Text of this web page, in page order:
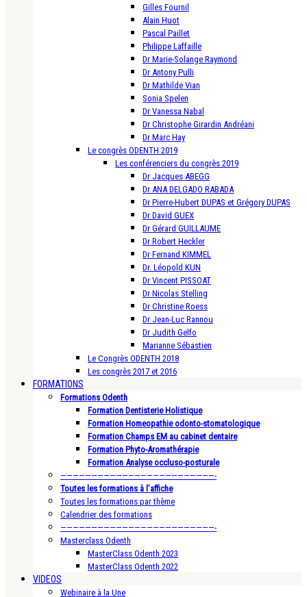
Gilles Fournil
Alain Huot
Pascal Paillet
Philippe Laffaille
Dr Marie-Solange Raymond
Dr Antony Pulli
Dr Mathilde Vian
Sonia Spelen
Dr Vanessa Nabal
Dr Christophe Girardin Andréani
Dr Marc Hay
Le congrès ODENTH 2019
Les conférenciers du congrès 2019
Dr Jacques ABEGG
Dr ANA DELGADO RABADA
Dr Pierre-Hubert DUPAS et Grégory DUPAS
Dr David GUEX
Dr Gérard GUILLAUME
Dr Robert Heckler
Dr Fernand KIMMEL
Dr. Léopold KUN
Dr Vincent PISSOAT
Dr Nicolas Stelling
Dr Christine Roess
Dr Jean-Luc Rannou
Dr Judith Gelfo
Marianne Sébastien
Le Congrès ODENTH 2018
Les congrès 2017 et 2016
FORMATIONS
Formations Odenth
Formation Dentisterie Holistique
Formation Homeopathie odonto-stomatologique
Formation Champs EM au cabinet dentaire
Formation Phyto-Aromathérapie
Formation Analyse occluso-posturale
—————————————————————————-
Toutes les formations à l’affiche
Toutes les formations par thème
Calendrier des formations
—————————————————————————-
Masterclass Odenth
MasterClass Odenth 2023
MasterClass Odenth 2022
VIDEOS
Webinaire à la Une